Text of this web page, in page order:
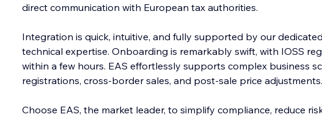
direct communication with European tax authorities.
Integration is quick, intuitive, and fully supported by our
technical expertise. Onboarding is remarkably swift, with IOSS
within a few hours. EAS effortlessly supports complex business
registrations, cross-border sales, and post-sale price adjustments.
Choose EAS, the market leader, to simplify compliance, reduce